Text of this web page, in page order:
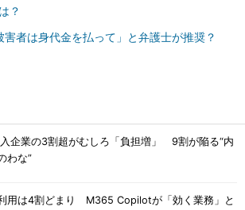
？
害者は身代金を払って」と弁護士が推奨？
企業の3割超がむしろ「負担増」 9割が陥る“内
わな”
用は4割どまり M365 Copilotが「効く業務」と